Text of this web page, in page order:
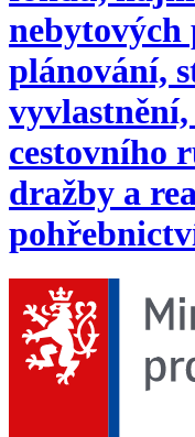
nebytových
plánování,
cestovního
dražby a